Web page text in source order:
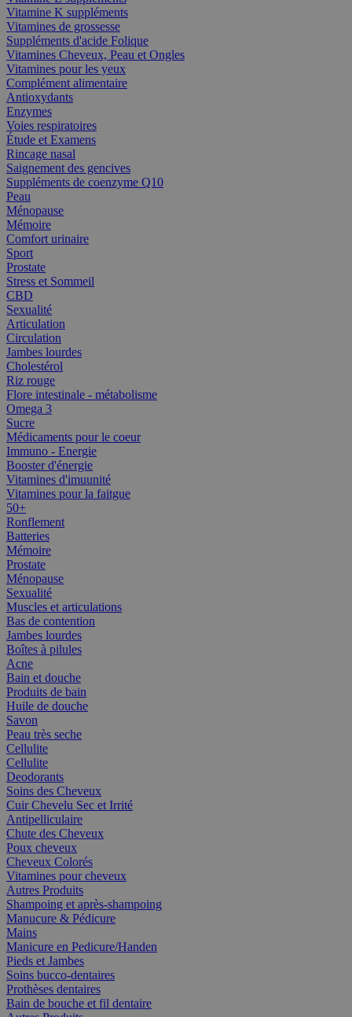
Vitamine K suppléments
Vitamines de grossesse
Suppléments d'acide Folique
Vitamines Cheveux, Peau et Ongles
Vitamines pour les yeux
Complément alimentaire
Antioxydants
Enzymes
Voies respiratoires
Étude et Examens
Rincage nasal
Saignement des gencives
Suppléments de coenzyme Q10
Peau
Ménopause
Mémoire
Comfort urinaire
Sport
Prostate
Stress et Sommeil
CBD
Sexualité
Articulation
Circulation
Jambes lourdes
Cholestérol
Riz rouge
Flore intestinale - métabolisme
Omega 3
Sucre
Médicaments pour le coeur
Immuno - Energie
Booster d'énergie
Vitamines d'imuunité
Vitamines pour la faitgue
50+
Ronflement
Batteries
Mémoire
Prostate
Ménopause
Sexualité
Muscles et articulations
Bas de contention
Jambes lourdes
Boîtes à pilules
Acne
Bain et douche
Produits de bain
Huile de douche
Savon
Peau très seche
Cellulite
Cellulite
Deodorants
Soins des Cheveux
Cuir Chevelu Sec et Irrité
Antipelliculaire
Chute des Cheveux
Poux cheveux
Cheveux Colorés
Vitamines pour cheveux
Autres Produits
Shampoing et après-shampoing
Manucure & Pédicure
Mains
Manicure en Pedicure/Handen
Pieds et Jambes
Soins bucco-dentaires
Prothèses dentaires
Bain de bouche et fil dentaire